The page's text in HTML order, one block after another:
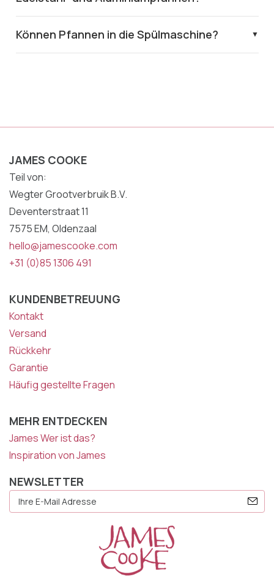
Können Pfannen in die Spülmaschine?
JAMES COOKE
Teil von:
Wegter Grootverbruik B.V.
Deventerstraat 11
7575 EM, Oldenzaal
hello@jamescooke.com
+31 (0)85 1306 491
KUNDENBETREUUNG
Kontakt
Versand
Rückkehr
Garantie
Häufig gestellte Fragen
MEHR ENTDECKEN
James Wer ist das?
Inspiration von James
NEWSLETTER
Mail